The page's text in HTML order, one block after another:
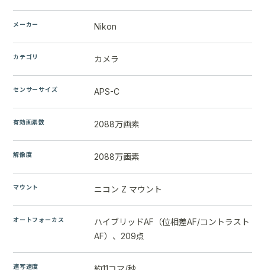
メーカー Nikon
カテゴリ カメラ
センサーサイズ APS-C
有効画素数 2088万画素
解像度 2088万画素
マウント ニコン Z マウント
オートフォーカス
ハイブリッドAF（位相差AF/コントラスト
AF）、209点
連写速度